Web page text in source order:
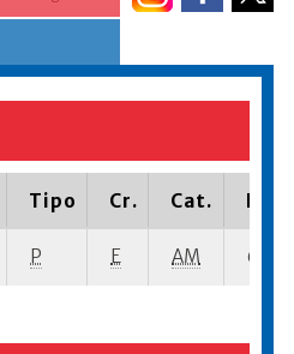
Tipo Cr. Cat.
P E AM 6 su-